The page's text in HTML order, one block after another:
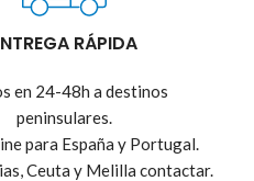
RÁPIDA
en 24-48h a destinos
peninsulares.
para España y Portugal.
Ceuta y Melilla contactar.